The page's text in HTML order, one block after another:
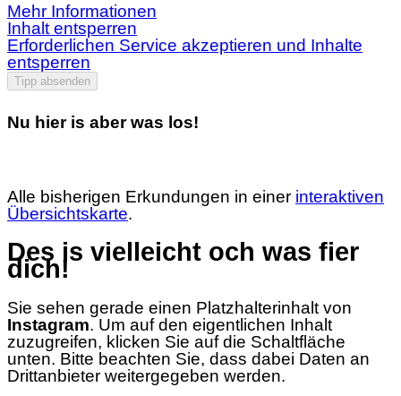
Mehr Informationen
Inhalt entsperren
Erforderlichen Service akzeptieren und Inhalte
entsperren
Tipp absenden
Nu hier is aber was los!
Alle bisherigen Erkundungen in einer interaktiven
Übersichtskarte.
Des is vielleicht och was fier
dich!
Sie sehen gerade einen Platzhalterinhalt von
Instagram. Um auf den eigentlichen Inhalt
zuzugreifen, klicken Sie auf die Schaltfläche
unten. Bitte beachten Sie, dass dabei Daten an
Drittanbieter weitergegeben werden.